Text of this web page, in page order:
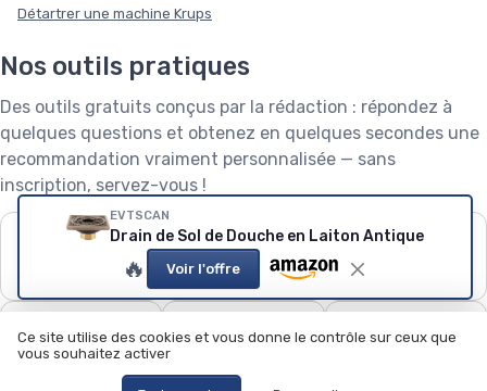
EVTSCAN
Drain de Sol de Douche en Laiton Antique
🔥 Voir l'offre
Détartrer une machine Krups
Nos outils pratiques
Des outils gratuits conçus par la rédaction : répondez à
quelques questions et obtenez en quelques secondes une
recommandation vraiment personnalisée — sans
inscription, servez-vous !
❄️ 🧺
Capacité de lave-
linge
🌱
Robot tondeuse : le
🧹
Quel aspirateur
🍽️ 🏊
Quel robot piscine ?
Ce site utilise des cookies et vous donne le contrôle sur ceux que
vous souhaitez activer